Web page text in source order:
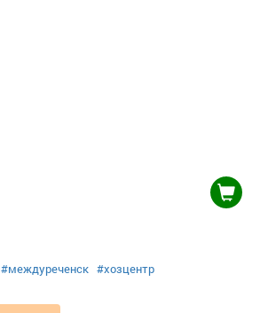
#междуреченск #хозцентр